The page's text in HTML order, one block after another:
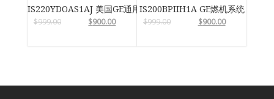
IS220YDOAS1AJ 美国GE通用电气
$999.00 $900.00
IS200BPIIH1A GE燃机系统
$999.00 $900.00